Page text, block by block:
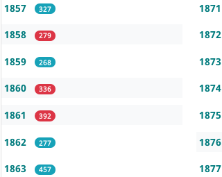
1857 327
1858 279
1859 268
1860 336
1861 392
1862 277
1863 457
1871
1872
1873
1874
1875
1876
1877